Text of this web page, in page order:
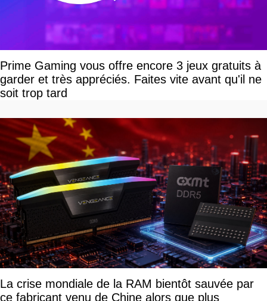
Prime Gaming vous offre encore 3 jeux gratuits à
garder et très appréciés. Faites vite avant qu'il ne
soit trop tard
La crise mondiale de la RAM bientôt sauvée par
ce fabricant venu de Chine alors que plus